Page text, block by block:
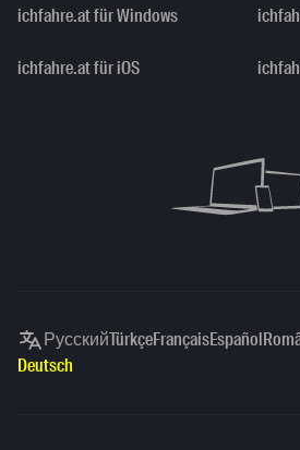
ichfahre.at für Windows
ichfahre.at für iOS
РусскийTürkçeFrançaisEspañol
Deutsch